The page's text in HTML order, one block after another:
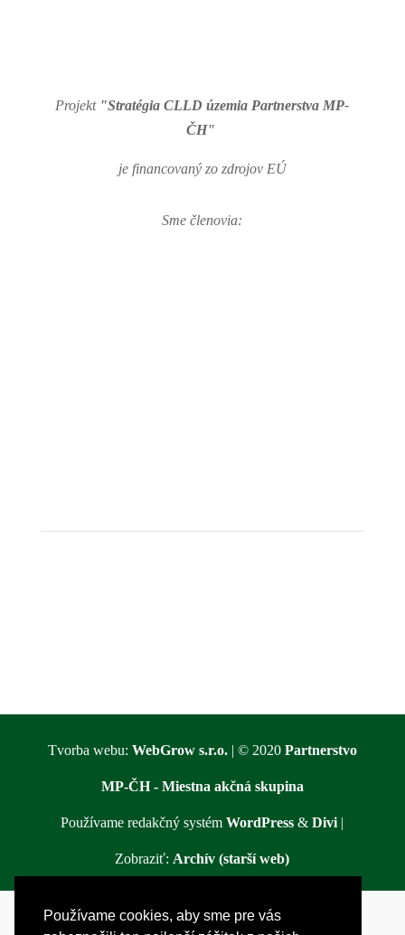
Používame cookies, aby sme pre vás
Projekt "Stratégia CLLD územia Partnerstva MP-
ČH"
je financovaný zo zdrojov EÚ
Sme členovia:
Tvorba webu: WebGrow s.r.o.| © 2020 Partnerstvo
MP-ČH - Miestna akčná skupina
Používame redakčný systémWordPress &Divi |
Zobraziť: Archív (starší web)